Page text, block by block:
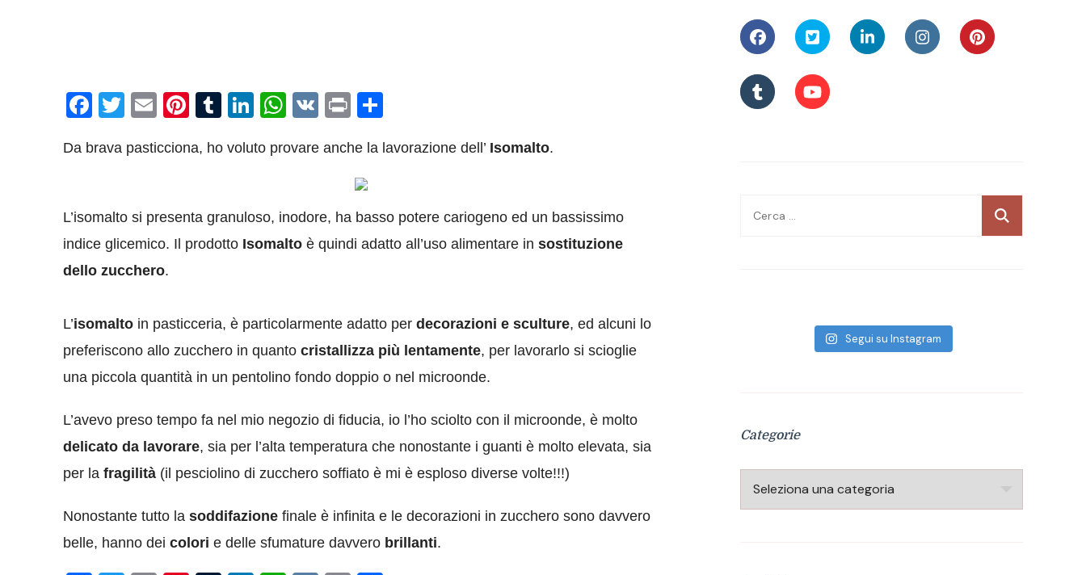
Facebook
Twitter
EmailPinterest
Tumblr
LinkedIn
WhatsApp
VK Print
Da brava pasticciona, ho voluto provare anche la lavorazione dell’ Isomalto.
L’isomalto si presenta granuloso, inodore, ha basso potere cariogeno ed un bassissimo
indice glicemico. Il prodotto Isomalto è quindi adatto all’uso alimentare in sostituzione
dello zucchero.
L’isomalto in pasticceria, è particolarmente adatto per decorazioni e sculture, ed alcuni lo
preferiscono allo zucchero in quanto cristallizza più lentamente, per lavorarlo si scioglie
una piccola quantità in un pentolino fondo doppio o nel microonde.
L’avevo preso tempo fa nel mio negozio di fiducia, io l’ho sciolto con il microonde, è molto
delicato da lavorare, sia per l’alta temperatura che nonostante i guanti è molto elevata, sia
per la fragilità (il pesciolino di zucchero soffiato è mi è esploso diverse volte!!!)
Nonostante tutto la soddifazione finale è infinita e le decorazioni in zucchero sono davvero
belle, hanno dei colori e delle sfumature davvero brillanti.
Ricerca
Segui su Instagram
Categorie
Categorie